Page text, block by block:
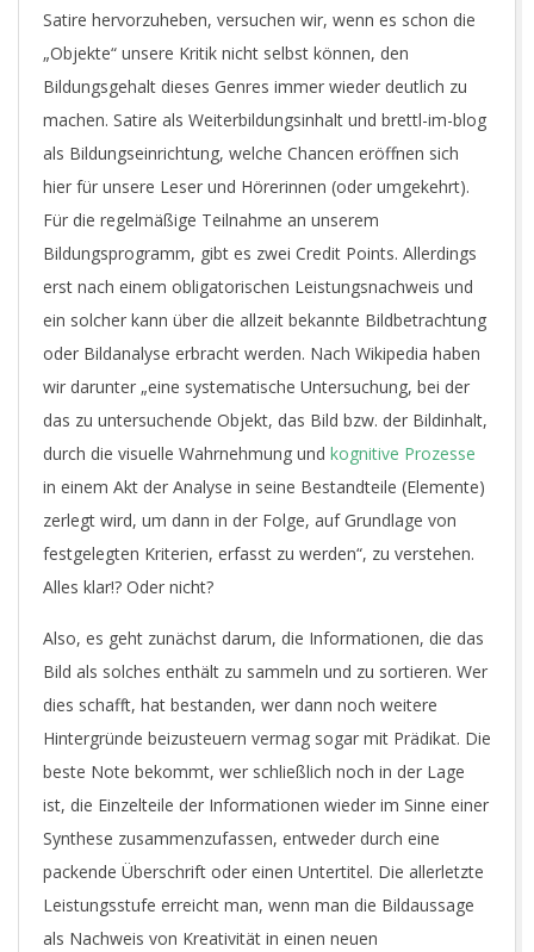
Satire hervorzuheben, versuchen wir, wenn es schon die
„Objekte“ unsere Kritik nicht selbst können, den
Bildungsgehalt dieses Genres immer wieder deutlich zu
machen. Satire als Weiterbildungsinhalt und brettl-im-blog
als Bildungseinrichtung, welche Chancen eröffnen sich
hier für unsere Leser und Hörerinnen (oder umgekehrt).
Für die regelmäßige Teilnahme an unserem
Bildungsprogramm, gibt es zwei Credit Points. Allerdings
erst nach einem obligatorischen Leistungsnachweis und
ein solcher kann über die allzeit bekannte Bildbetrachtung
oder Bildanalyse erbracht werden. Nach Wikipedia haben
wir darunter „eine systematische Untersuchung, bei der
das zu untersuchende Objekt, das Bild bzw. der Bildinhalt,
durch die visuelle Wahrnehmung und kognitive Prozesse
in einem Akt der Analyse in seine Bestandteile (Elemente)
zerlegt wird, um dann in der Folge, auf Grundlage von
festgelegten Kriterien, erfasst zu werden“, zu verstehen.
Alles klar!? Oder nicht?
Also, es geht zunächst darum, die Informationen, die das
Bild als solches enthält zu sammeln und zu sortieren. Wer
dies schafft, hat bestanden, wer dann noch weitere
Hintergründe beizusteuern vermag sogar mit Prädikat. Die
beste Note bekommt, wer schließlich noch in der Lage
ist, die Einzelteile der Informationen wieder im Sinne einer
Synthese zusammenzufassen, entweder durch eine
packende Überschrift oder einen Untertitel. Die allerletzte
Leistungsstufe erreicht man, wenn man die Bildaussage
als Nachweis von Kreativität in einen neuen